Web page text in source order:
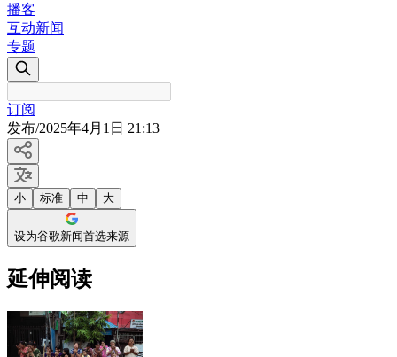
播客
互动新闻
专题
订阅
发布/2025年4月1日 21:13
小 标准 中 大
设为谷歌新闻首选来源
延伸阅读